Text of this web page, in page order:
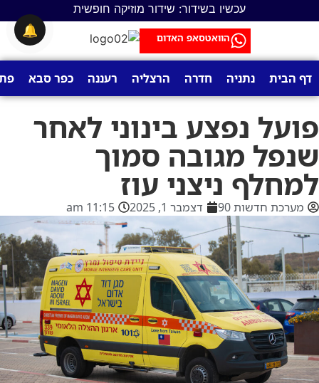
עכשיו בשידור: שידור מוזיקה חופשית
הוואטסאפ האדום
דף הבית נתניה חדרה הרצליה רעננה כפר סבא
פועל נפצע בינוני לאחר
שנפל מגובה סמוך
למחלף ניצני עוז
מערכת חדשות 90 דצמבר 1, 2025 11:15 am
🔔